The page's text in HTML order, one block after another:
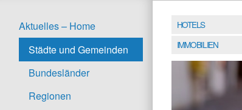
Aktuelles – Home
Städte und Gemeinden
Bundesländer
Regionen
HOTELS
IMMOBILIEN